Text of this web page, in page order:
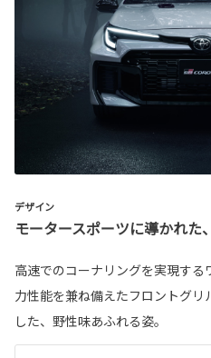
デザイン
モータースポーツに導かれた
高速でのコーナリングを実現す
力性能を兼ね備えたフロントグ
した、野性味あふれる姿。